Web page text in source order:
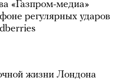
«Газпром-медиа»
регулярных ударов
жизни Лондона